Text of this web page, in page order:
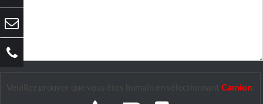
Veuillez prouver que vous êtes humain en sélectionnant Camion